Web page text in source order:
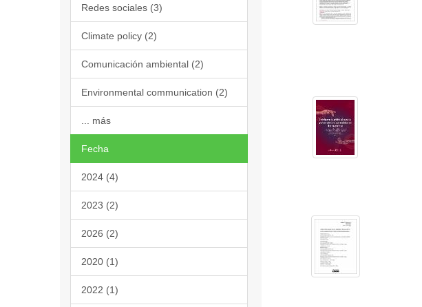
Redes sociales (3)
Climate policy (2)
Comunicación ambiental (2)
Environmental communication (2)
... más
Fecha
2024 (4)
2023 (2)
2026 (2)
2020 (1)
2022 (1)